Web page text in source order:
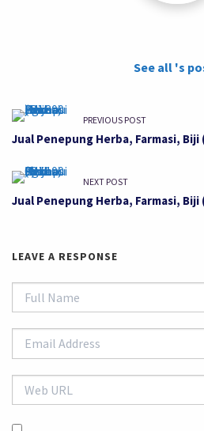
See all 's
PREVIOUS POST
Jual Penepung Herba, Farmasi, Biji
NEXT POST
Jual Penepung Herba, Farmasi, Biji
LEAVE A RESPONSE